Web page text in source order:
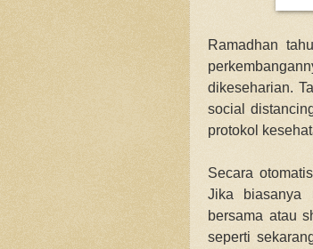
Ramadhan
dikeseharian.
social
protokol
Secara
Jika biasanya
bersama atau
seperti